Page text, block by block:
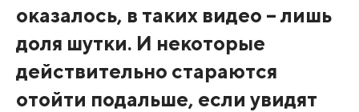
оказалось, в таких видео – лишь
доля шутки. И некоторые
действительно стараются
отойти подальше, если увидят